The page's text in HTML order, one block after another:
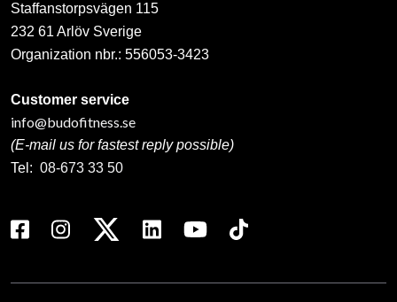
Staffanstorpsvägen 115
232 61 Arlöv Sverige
Organization nbr.: 556053-3423
Customer service
info@budofitness.se
(E-mail us for fastest reply possible)
Tel: 08-673 33 50